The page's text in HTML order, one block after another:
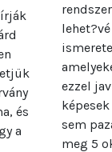
és
a
ezzel
sem
meg 5